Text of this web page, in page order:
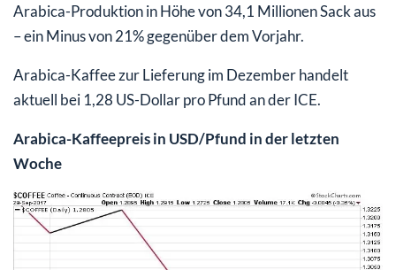
Arabica-Produktion in Höhe von 34,1 Millionen Sack aus
– ein Minus von 21% gegenüber dem Vorjahr.
Arabica-Kaffee zur Lieferung im Dezember handelt
aktuell bei 1,28 US-Dollar pro Pfund an der ICE.
Arabica-Kaffeepreis in USD/Pfund in der letzten
Woche